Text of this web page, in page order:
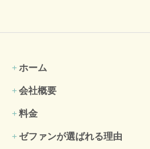
ホーム
会社概要
料金
ゼファンが選ばれる理由